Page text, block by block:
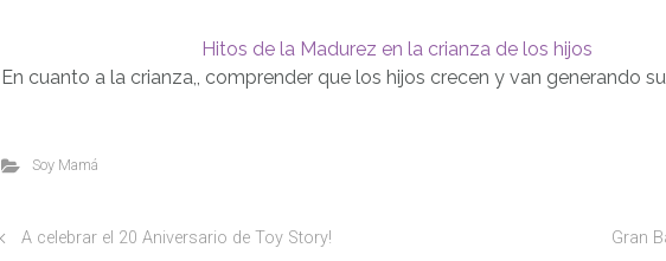
Hitos de la Madurez en la crianza de los hijos
En cuanto a la crianza,, comprender que los hijos crecen y van generando
Soy Mamá
A celebrar el 20 Aniversario de Toy Story! Gran